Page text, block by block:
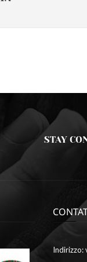
STAY
9,
2023
Indirizzo: